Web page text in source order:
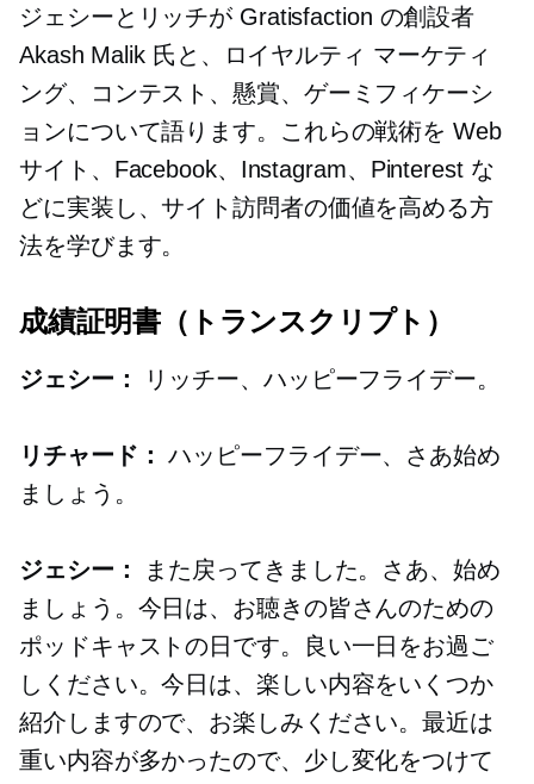
ジェシーとリッチが Gratisfaction の創設者
Akash Malik 氏と、ロイヤルティ マーケティ
ング、コンテスト、懸賞、ゲーミフィケーシ
ョンについて語ります。これらの戦術を Web
サイト、Facebook、Instagram、Pinterest な
どに実装し、サイト訪問者の価値を高める方
法を学びます。
成績証明書（トランスクリプト）
ジェシー： リッチー、ハッピーフライデー。
リチャード： ハッピーフライデー、さあ始め
ましょう。
ジェシー：
また戻ってきました。さあ、始め
ましょう。今日は、お聴きの皆さんのための
ポッドキャストの日です。良い一日をお過ご
しください。今日は、楽しい内容をいくつか
紹介しますので、お楽しみください。最近は
重い内容が多かったので、少し変化をつけて